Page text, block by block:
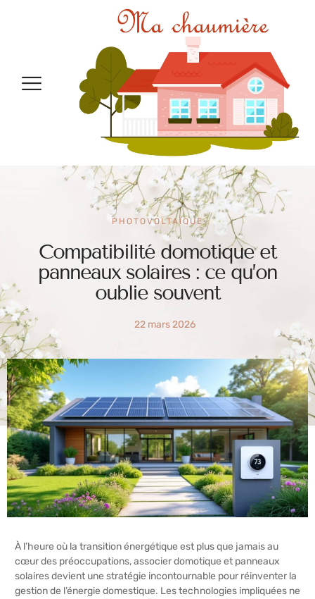
PHOTOVOLTAÏQUE
Compatibilité domotique et
panneaux solaires : ce qu’on
oublie souvent
22 mars 2026
À l’heure où la transition énergétique est plus que jamais au
cœur des préoccupations, associer domotique et panneaux
solaires devient une stratégie incontournable pour réinventer la
gestion de l’énergie domestique. Les technologies impliquées ne